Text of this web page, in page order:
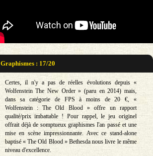
Graphismes : 17/20
Certes, il n'y a pas de réelles évolutions depuis «
Wolfenstein The New Order » (paru en 2014) mais,
dans sa catégorie de FPS à moins de 20 €, «
Wolfenstein : The Old Blood » offre un rapport
qualité/prix imbattable ! Pour rappel, le jeu originel
offrait déjà de somptueux graphismes l'an passé et une
mise en scène impressionnante. Avec ce stand-alone
baptisé « The Old Blood » Bethesda nous livre le même
niveau d'excellence.